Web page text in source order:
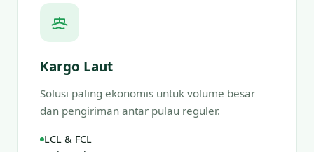
Kargo Laut
Solusi paling ekonomis untuk volume besar
dan pengiriman antar pulau reguler.
LCL & FCL